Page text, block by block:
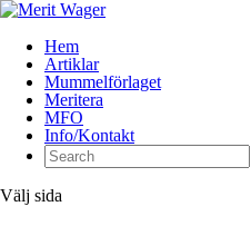
Hem
Artiklar
Mummelförlaget
Meritera
MFO
Info/Kontakt
Välj sida